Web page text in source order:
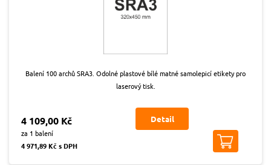
Balení 100 archů SRA3. Odolné plastové bílé matné samolepicí etikety pro
laserový tisk.
4 109,00 Kč
za 1 balení
4 971,89 Kč s DPH
Detail